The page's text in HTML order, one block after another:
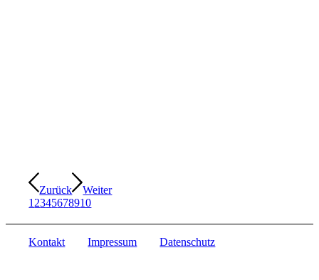
Zurück
Weiter
1 2345678910
Kontakt Impressum Datenschutz